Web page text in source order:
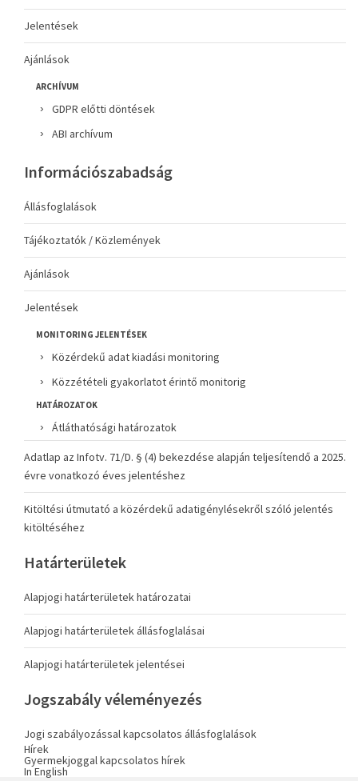
Jelentések
Ajánlások
ARCHÍVUM
GDPR előtti döntések
ABI archívum
Információszabadság
Állásfoglalások
Tájékoztatók / Közlemények
Ajánlások
Jelentések
MONITORING JELENTÉSEK
Közérdekű adat kiadási monitoring
Közzétételi gyakorlatot érintő monitorig
HATÁROZATOK
Átláthatósági határozatok
Adatlap az Infotv. 71/D. § (4) bekezdése alapján teljesítendő a 2025.
évre vonatkozó éves jelentéshez
Kitöltési útmutató a közérdekű adatigénylésekről szóló jelentés
kitöltéséhez
Határterületek
Alapjogi határterületek határozatai
Alapjogi határterületek állásfoglalásai
Alapjogi határterületek jelentései
Jogszabály véleményezés
Jogi szabályozással kapcsolatos állásfoglalások
Hírek
Gyermekjoggal kapcsolatos hírek
In English